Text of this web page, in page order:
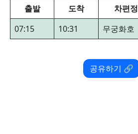
출발 도착 차편
07:15
10:31 무궁화호
공유하기 🔗